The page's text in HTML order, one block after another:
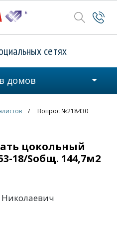
сетях
домов
Вопрос №218430
цокольный
18/Sобщ. 144,7м2
Николаевич